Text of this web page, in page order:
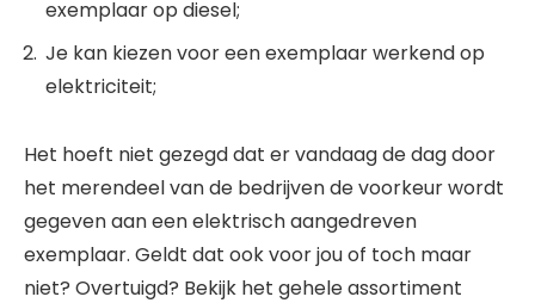
exemplaar op diesel;
Je kan kiezen voor een exemplaar werkend op
elektriciteit;
Het hoeft niet gezegd dat er vandaag de dag door
het merendeel van de bedrijven de voorkeur wordt
gegeven aan een elektrisch aangedreven
exemplaar. Geldt dat ook voor jou of toch maar
niet? Overtuigd? Bekijk het gehele assortiment